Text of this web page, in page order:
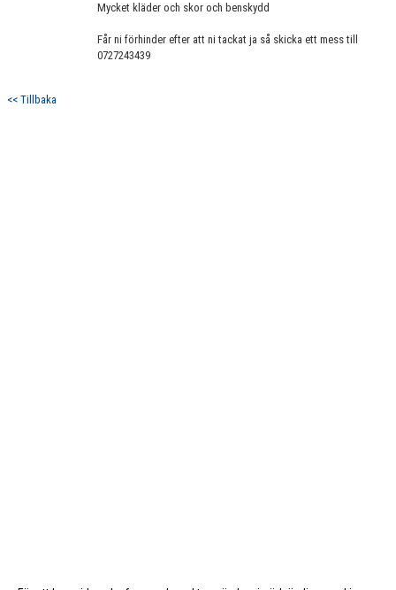
Mycket kläder och skor och benskydd
Får ni förhinder efter att ni tackat ja så skicka ett mess till
0727243439
<< Tillbaka